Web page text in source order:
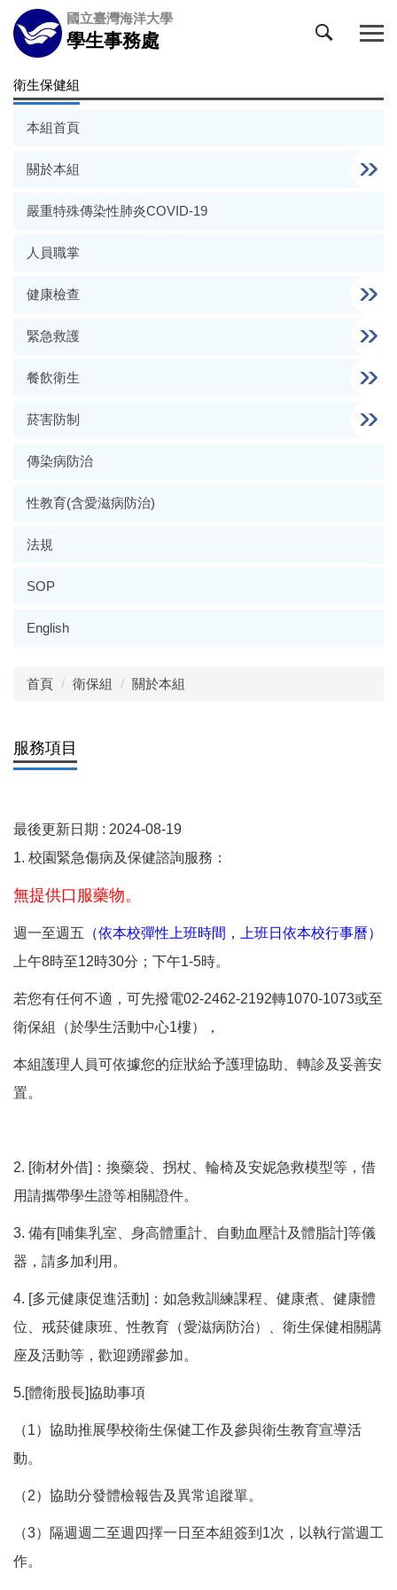
跳
到
主
內
國立臺灣海洋大學
學生事務處
衛生保健組
本組首頁
關於本組
嚴重特殊傳染性肺炎COVID-19
人員職掌
健康檢查
緊急救護
餐飲衛生
菸害防制
傳染病防治
性教育(含愛滋病防治)
法規
SOP
English
首頁 衛保組 關於本組
服務項目
最後更新日期 : 2024-08-19
1. 校園緊急傷病及保健諮詢服務：
無提供口服藥物。
週一至週五 （依本校彈性上班時間，上班日依本校行事曆）
上午8時至12時30分；下午1-5時。
若您有任何不適，可先撥電02-2462-2192轉1070-1073或至
衛保組（於學生活動中心1樓），
本組護理人員可依據您的症狀給予護理協助、轉診及妥善安
置。
2. [衛材外借]：換藥袋、拐杖、輪椅及安妮急救模型等，借
用請攜帶學生證等相關證件。
3. 備有[哺集乳室、身高體重計、自動血壓計及體脂計]等儀
器，請多加利用。
4. [多元健康促進活動]：如急救訓練課程、健康煮、健康體
位、戒菸健康班、性教育（愛滋病防治）、衛生保健相關講
座及活動等，歡迎踴躍參加。
5.[體衛股長]協助事項
（1）協助推展學校衛生保健工作及參與衛生教育宣導活
動。
（2）協助分發體檢報告及異常追蹤單。
（3）隔週週二至週四擇一日至本組簽到1次，以執行當週工
作。